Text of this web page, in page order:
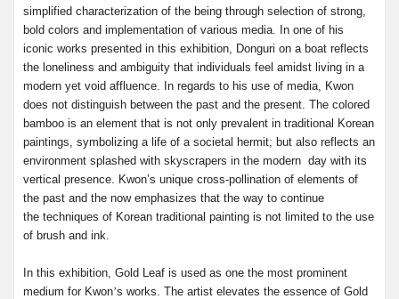
simplified characterization of the being through selection of strong,
bold colors and implementation of various media. In one of his
iconic works presented in this exhibition, Donguri on a boat reflects
the loneliness and ambiguity that individuals feel amidst living in a
modern yet void affluence. In regards to his use of media, Kwon
does not distinguish between the past and the present. The colored
bamboo is an element that is not only prevalent in traditional Korean
paintings, symbolizing a life of a societal hermit; but also reflects an
environment splashed with skyscrapers in the modern day with its
vertical presence. Kwon’s unique cross-pollination of elements of
the past and the now emphasizes that the way to continue
the techniques of Korean traditional painting is not limited to the use
of brush and ink.
In this exhibition, Gold Leaf is used as one the most prominent
medium for Kwon’s works. The artist elevates the essence of Gold